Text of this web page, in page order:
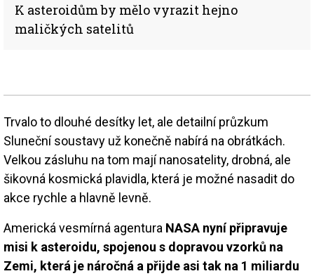
K asteroidům by mělo vyrazit hejno
maličkých satelitů
Trvalo to dlouhé desítky let, ale detailní průzkum
Sluneční soustavy už konečně nabírá na obrátkách.
Velkou zásluhu na tom mají nanosatelity, drobná, ale
šikovná kosmická plavidla, která je možné nasadit do
akce rychle a hlavně levně.
Americká vesmírná agentura NASA nyní připravuje
misi k asteroidu, spojenou s dopravou vzorků na
Zemi, která je náročná a přijde asi tak na 1 miliardu